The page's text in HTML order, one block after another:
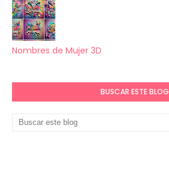
Nombres de Mujer 3D
BUSCAR ESTE BLOG